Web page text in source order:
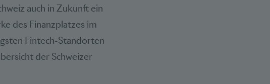
auch in Zukunft ein
des Finanzplatzes im
Fintech-Standorten
der Schweizer